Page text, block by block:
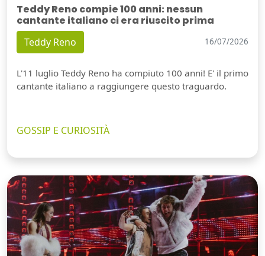
Teddy Reno compie 100 anni: nessun
cantante italiano ci era riuscito prima
Teddy Reno 16/07/2026
L'11 luglio Teddy Reno ha compiuto 100 anni! E' il primo
cantante italiano a raggiungere questo traguardo.
GOSSIP E CURIOSITÀ